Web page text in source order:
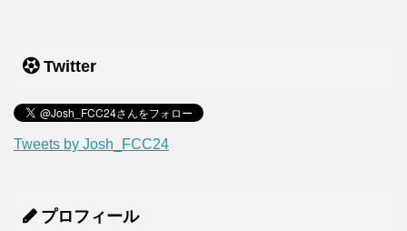
Twitter
Tweets by Josh_FCC24
プロフィール